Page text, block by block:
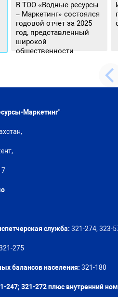
В ТОО «Водные ресурсы
– Маркетинг» состоялся
годовой отчет за 2025
год, представленный
широкой
общественности.
Маркетинг"
служба: 321-274, 323-
275
балансов населения: 321-180
247; 321-272 плюс внутренний